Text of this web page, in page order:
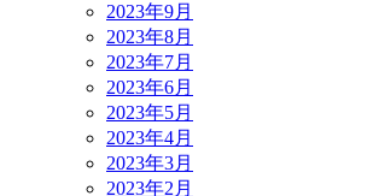
2023年9月
2023年8月
2023年7月
2023年6月
2023年5月
2023年4月
2023年3月
2023年2月